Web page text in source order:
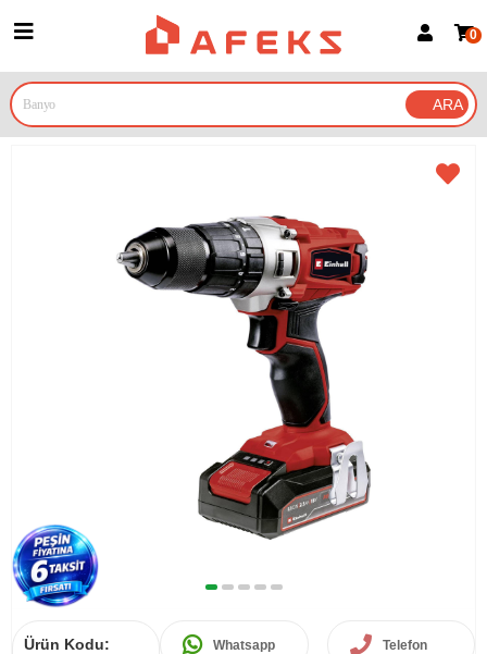
Google İle Bağlan
0
Ürün Kodu: Whatsapp Telefon